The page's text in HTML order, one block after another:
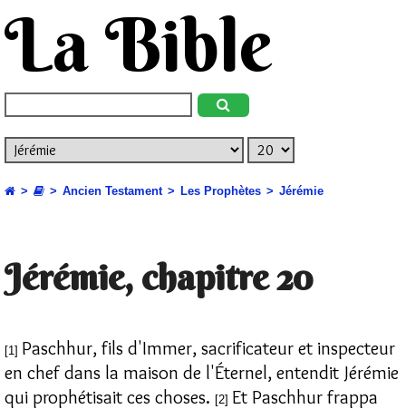
La Bible
Ancien Testament Les Prophètes Jérémie
Jérémie, chapitre 20
[1] Paschhur, fils d'Immer, sacrificateur et inspecteur
en chef dans la maison de l'Éternel, entendit Jérémie
qui prophétisait ces choses. [2] Et Paschhur frappa